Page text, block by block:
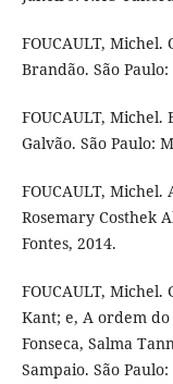
FOUCAULT,
Brandão. São
FOUCAULT,
Galvão. São Paulo:
FOUCAULT,
Rosemary Costhek
Fontes, 2014.
FOUCAULT,
Kant; e, A ordem
Fonseca, Salma
Sampaio. São